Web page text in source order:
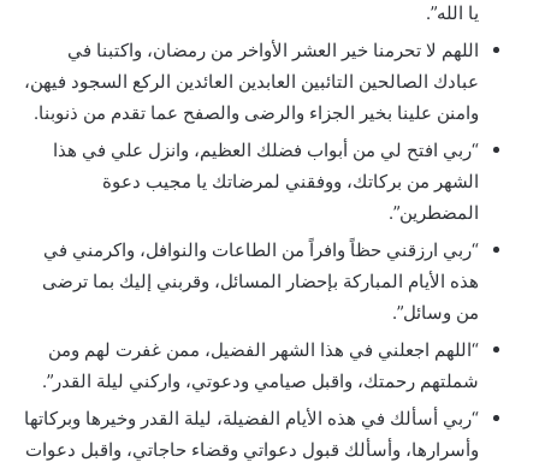
يا الله”.
اللهم لا تحرمنا خير العشر الأواخر من رمضان، واكتبنا في
عبادك الصالحين التائبين العابدين العائدين الركع السجود فيهن،
وامنن علينا بخير الجزاء والرضى والصفح عما تقدم من ذنوبنا.
“ربي افتح لي من أبواب فضلك العظيم، وانزل علي في هذا
الشهر من بركاتك، ووفقني لمرضاتك يا مجيب دعوة
المضطرين”.
“ربي ارزقني حظاً وافراً من الطاعات والنوافل، واكرمني في
هذه الأيام المباركة بإحضار المسائل، وقربني إليك بما ترضى
من وسائل”.
“اللهم اجعلني في هذا الشهر الفضيل، ممن غفرت لهم ومن
شملتهم رحمتك، واقبل صيامي ودعوتي، واركني ليلة القدر”.
“ربي أسألك في هذه الأيام الفضيلة، ليلة القدر وخيرها وبركاتها
وأسرارها، وأسألك قبول دعواتي وقضاء حاجاتي، واقبل دعوات